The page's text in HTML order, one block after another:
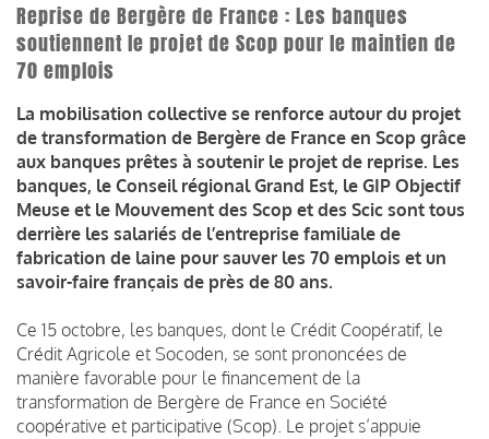
Reprise de Bergère de France : Les banques
soutiennent le projet de Scop pour le maintien de
70 emplois
La mobilisation collective se renforce autour du projet
de transformation de Bergère de France en Scop grâce
aux banques prêtes à soutenir le projet de reprise. Les
banques, le Conseil régional Grand Est, le GIP Objectif
Meuse et le Mouvement des Scop et des Scic sont tous
derrière les salariés de l’entreprise familiale de
fabrication de laine pour sauver les 70 emplois et un
savoir-faire français de près de 80 ans.
Ce 15 octobre, les banques, dont le Crédit Coopératif, le
Crédit Agricole et Socoden, se sont prononcées de
manière favorable pour le financement de la
transformation de Bergère de France en Société
coopérative et participative (Scop). Le projet s’appuie